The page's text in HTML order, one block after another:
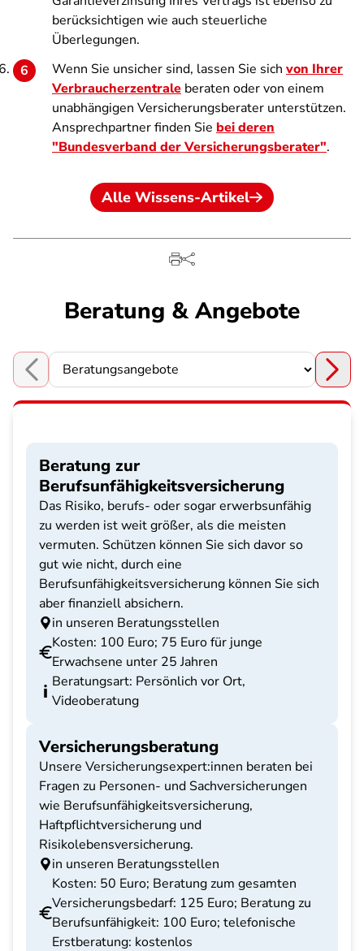
berücksichtigen wie auch steuerliche
Überlegungen.
Wenn Sie unsicher sind, lassen Sie sich von Ihrer
Verbraucherzentrale beraten oder von einem
unabhängigen Versicherungsberater unterstützen.
Ansprechpartner finden Sie bei deren
"Bundesverband der Versicherungsberater".
Alle Wissens-Artikel
Beratung & Angebote
Choose a section
Beratung zur
Berufsunfähigkeitsversicherung
Das Risiko, berufs- oder sogar erwerbsunfähig
zu werden ist weit größer, als die meisten
vermuten. Schützen können Sie sich davor so
gut wie nicht, durch eine
Berufsunfähigkeitsversicherung können Sie sich
aber finanziell absichern.
in unseren Beratungsstellen
Kosten: 100 Euro; 75 Euro für junge
Erwachsene unter 25 Jahren
Beratungsart: Persönlich vor Ort,
Videoberatung
Versicherungsberatung
Unsere Versicherungsexpert:innen beraten bei
Fragen zu Personen- und Sachversicherungen
wie Berufsunfähigkeitsversicherung,
Haftpflichtversicherung und
Risikolebensversicherung.
in unseren Beratungsstellen
Kosten: 50 Euro; Beratung zum gesamten
Versicherungsbedarf: 125 Euro; Beratung zu
Berufsunfähigkeit: 100 Euro; telefonische
Erstberatung: kostenlos